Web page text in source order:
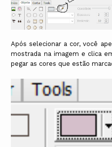
Após selecionar a cor, você
mostrada na imagem e clica
pegar as cores que estão